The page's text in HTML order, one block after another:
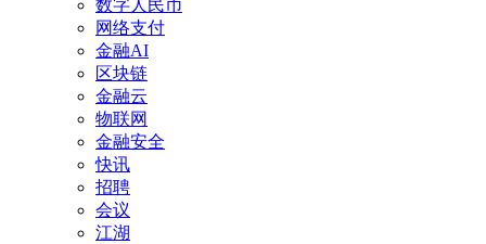
数字人民币
网络支付
金融AI
区块链
金融云
物联网
金融安全
快讯
招聘
会议
江湖